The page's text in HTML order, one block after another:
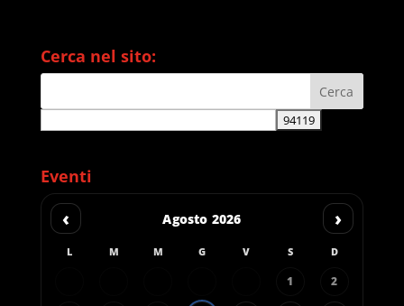
Cerca nel sito:
Eventi
‹ Agosto 2026 ›
L M M G V S D
1 2